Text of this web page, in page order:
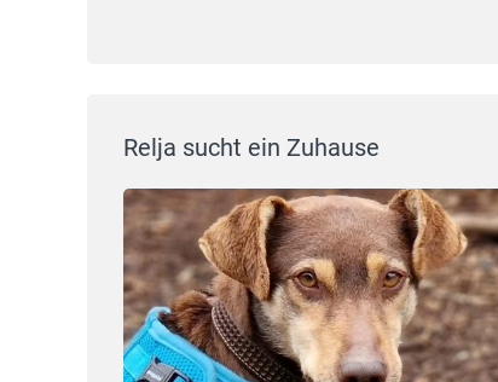
Relja sucht ein Zuhause